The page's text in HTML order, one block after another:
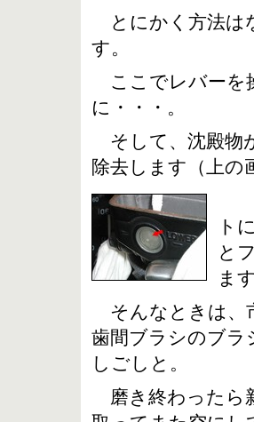
とにかく方法は
す。
ここでレバーを
に・・・。
そして、沈殿物
除去します（上の
ト
と
ま
そんなときは、
歯間ブラシのブラ
しごしと。
磨き終わったら